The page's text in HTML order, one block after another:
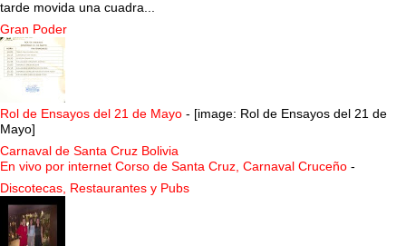
tarde movida una cuadra...
Gran Poder
Rol de Ensayos del 21 de Mayo - [image: Rol de Ensayos del 21 de
Mayo]
Carnaval de Santa Cruz Bolivia
En vivo por internet Corso de Santa Cruz, Carnaval Cruceño -
Discotecas, Restaurantes y Pubs